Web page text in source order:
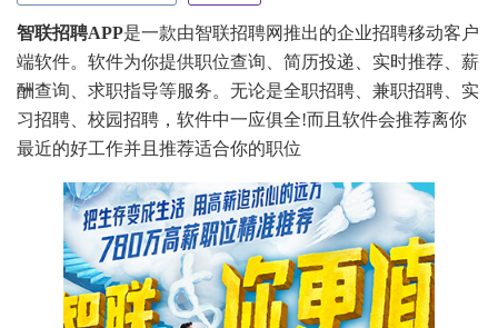
智联招聘APP是一款由智联招聘网推出的企业招聘移动客户
端软件。软件为你提供职位查询、简历投递、实时推荐、薪
酬查询、求职指导等服务。无论是全职招聘、兼职招聘、实
习招聘、校园招聘，软件中一应俱全!而且软件会推荐离你
最近的好工作并且推荐适合你的职位